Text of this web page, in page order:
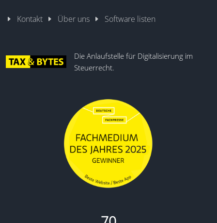
Kontakt Über uns Software listen
Die Anlaufstelle für Digitalisierung im
Steuerrecht.